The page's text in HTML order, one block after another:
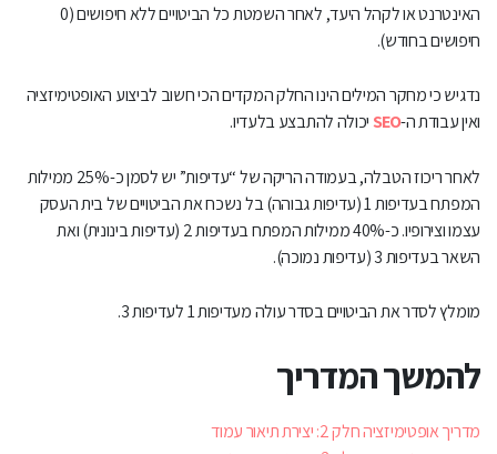
האינטרנט או לקהל היעד, לאחר השמטת כל הביטויים ללא חיפושים (0
חיפושים בחודש).
נדגיש כי מחקר המילים הינו החלק המקדים הכי חשוב לביצוע האופטימיזציה
ואין עבודת ה-SEOיכולה להתבצע בלעדיו.
לאחר ריכוז הטבלה, בעמודה הריקה של “עדיפות” יש לסמן כ-25% ממילות
המפתח בעדיפות 1 (עדיפות גבוהה) בל נשכח את הביטויים של בית העסק
עצמו וצירופיו. כ-40% ממילות המפתח בעדיפות 2 (עדיפות בינונית) ואת
השאר בעדיפות 3 (עדיפות נמוכה).
מומלץ לסדר את הביטויים בסדר עולה מעדיפות 1 לעדיפות 3.
להמשך המדריך
מדריך אופטימיזציה חלק 2: יצירת תיאור עמוד